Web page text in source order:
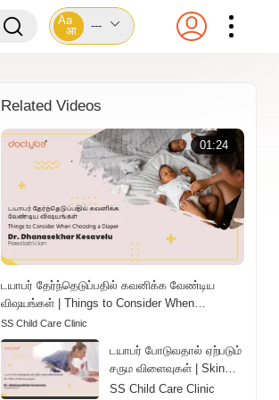
Aa
आ
---
Related Videos
01:24
டயாபர் தேர்ந்தெடுப்பதில் கவனிக்க வேண்டிய
விஷயங்கள் | Things to Consider When
Choosing a Diaper | Tamil
SS Child Care Clinic
டயாபர் போடுவதால் ஏற்படும்
சரும விளைவுகள் | Skin
Effects of Wearing
SS Child Care Clinic